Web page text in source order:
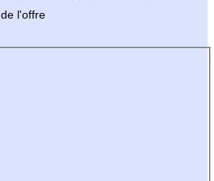
de l'offre